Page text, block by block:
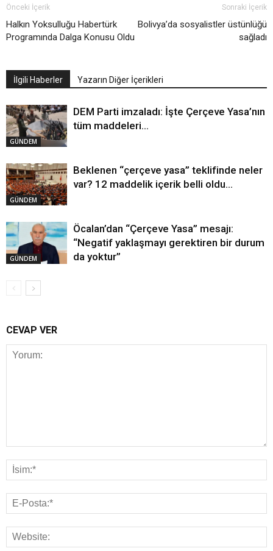
Önceki İçerik
Halkın Yoksulluğu Habertürk
Programında Dalga Konusu Oldu
Sonraki İçerik
Bolivya’da sosyalistler üstünlüğü
sağladı
İlgili Haberler Yazarın Diğer İçerikleri
GÜNDEM
DEM Parti imzaladı: İşte Çerçeve Yasa’nın
tüm maddeleri…
GÜNDEM
Beklenen “çerçeve yasa” teklifinde neler
var? 12 maddelik içerik belli oldu…
GÜNDEM
Öcalan’dan “Çerçeve Yasa” mesajı:
“Negatif yaklaşmayı gerektiren bir durum
da yoktur”
CEVAP VER